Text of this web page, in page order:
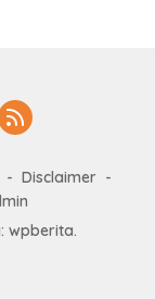
Disclaimer
wpberita.